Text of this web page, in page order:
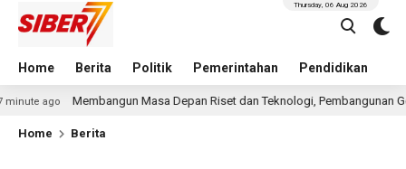
Home Berita Politik Pemerintahan Pendidikan
Thursday, 06 Aug 2026
Masa Depan Riset dan Teknologi, Pembangunan Gedung L-SSIT
Home Berita